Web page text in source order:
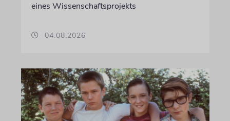
eines Wissenschaftsprojekts
04.08.2026